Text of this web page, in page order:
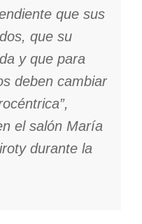
que sus
que su
y que para
deben cambiar
el salón María
durante la